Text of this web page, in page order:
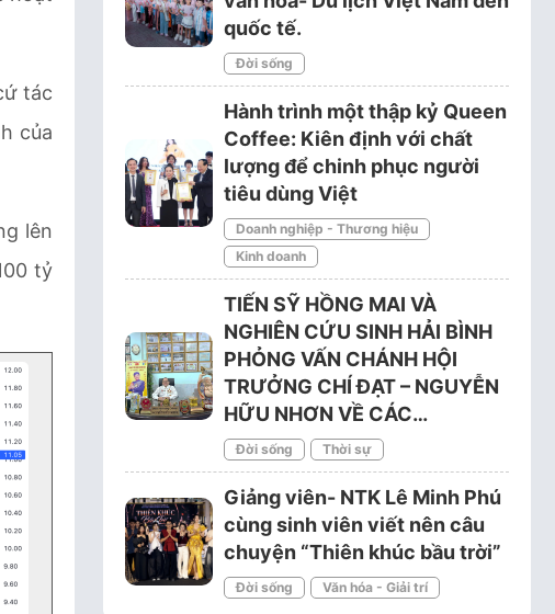
tác
của
lên
tỷ
quốc tế.
Đời sống
Hành trình một thập kỷ Queen
Coffee: Kiên định với chất
lượng để chinh phục người
tiêu dùng Việt
Doanh nghiệp - Thương hiệu
Kinh doanh
TIẾN SỸ HỒNG MAI VÀ
NGHIÊN CỨU SINH HẢI BÌNH
PHỎNG VẤN CHÁNH HỘI
TRƯỞNG CHÍ ĐẠT – NGUYỄN
HỮU NHƠN VỀ CÁC…
Đời sống Thời sự
Giảng viên- NTK Lê Minh Phú
cùng sinh viên viết nên câu
chuyện “Thiên khúc bầu trời”
Đời sống Văn hóa - Giải trí